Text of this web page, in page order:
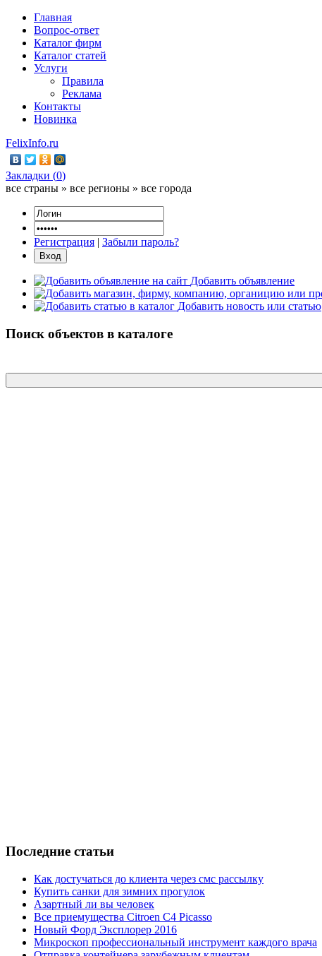
Главная
Вопрос-ответ
Каталог фирм
Каталог статей
Услуги
Правила
Реклама
Контакты
Новинка
FelixInfo.ru
Закладки (0)
все страны » все регионы » все города
Регистрация | Забыли пароль?
Добавить объявление
Добавить новость или статью
Поиск объектов в каталоге
Последние статьи
Как достучаться до клиента через смс рассылку
Купить санки для зимних прогулок
Азартный ли вы человек
Все приемущества Сitroen C4 Picasso
Новый Форд Эксплорер 2016
Микроскоп профессиональный инструмент каждого врача